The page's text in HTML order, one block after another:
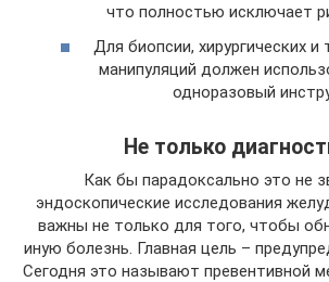
что полностью исключает
Для биопсии, хирургических и
манипуляций должен
одноразовый
Не только
Как бы парадоксально это не
эндоскопические исследования
важны не только для того, чтобы
иную болезнь. Главная цель –
Сегодня это называют превентивной